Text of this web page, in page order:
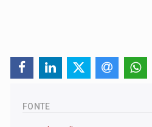
FONTE